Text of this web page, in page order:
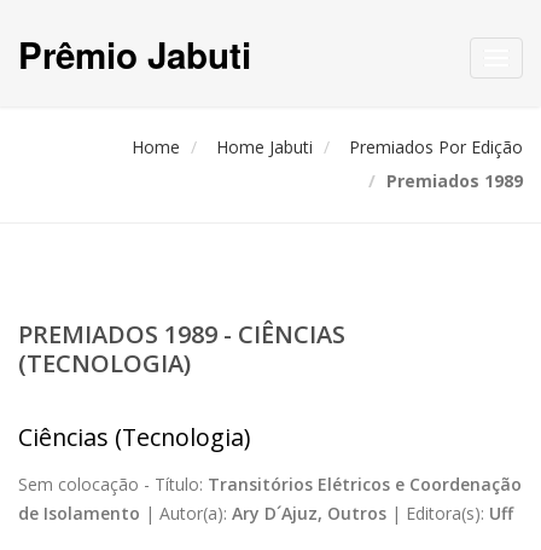
Prêmio Jabuti
Home Home Jabuti
Premiados Por Edição
Premiados 1989
PREMIADOS 1989 - CIÊNCIAS
(TECNOLOGIA)
Ciências (Tecnologia)
Sem colocação - Título: Transitórios Elétricos e Coordenação
de Isolamento | Autor(a): Ary D´Ajuz, Outros | Editora(s): Uff